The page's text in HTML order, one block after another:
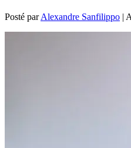
Posté parAlexandre Sanfilippo |